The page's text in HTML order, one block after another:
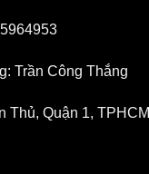
Trần Công Thắng
Thủ, Quận 1, TPHCM